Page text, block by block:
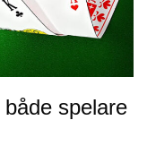
spelare